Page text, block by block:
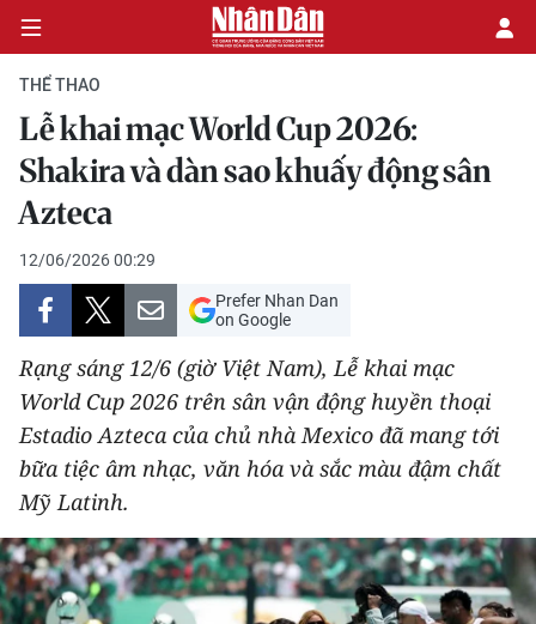
CHÍNH TRỊ
KINH TẾ
VĂN HÓA
XÃ HỘI
PHÁP LUẬT
DU LỊCH
THẾ GIỚI
THỂ THAO
THỂ THAO
Lễ khai mạc World Cup 2026:
Shakira và dàn sao khuấy động sân
Azteca
12/06/2026 00:29
Prefer Nhan Dan
on Google
Rạng sáng 12/6 (giờ Việt Nam), Lễ khai mạc
World Cup 2026 trên sân vận động huyền thoại
Estadio Azteca của chủ nhà Mexico đã mang tới
bữa tiệc âm nhạc, văn hóa và sắc màu đậm chất
Mỹ Latinh.